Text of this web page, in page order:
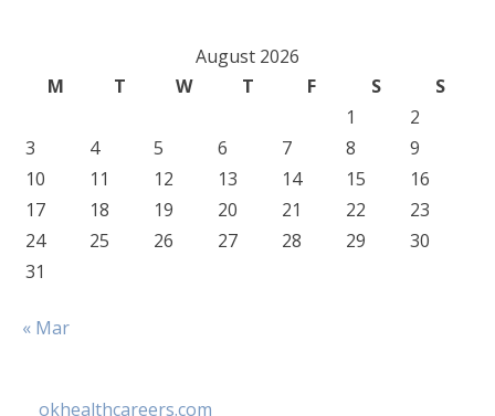
August 2026
M
T W T F S
S
1
2
3
4 5 6 7 8
9
10
11 12 13 14 15
16
17
18 19 20 21 22
23
24
25 26 27 28 29
30
31
« Mar
okhealthcareers.com